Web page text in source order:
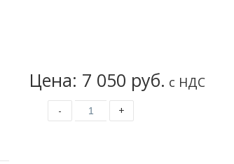
Цена: 7 050 руб. с НДС
- +